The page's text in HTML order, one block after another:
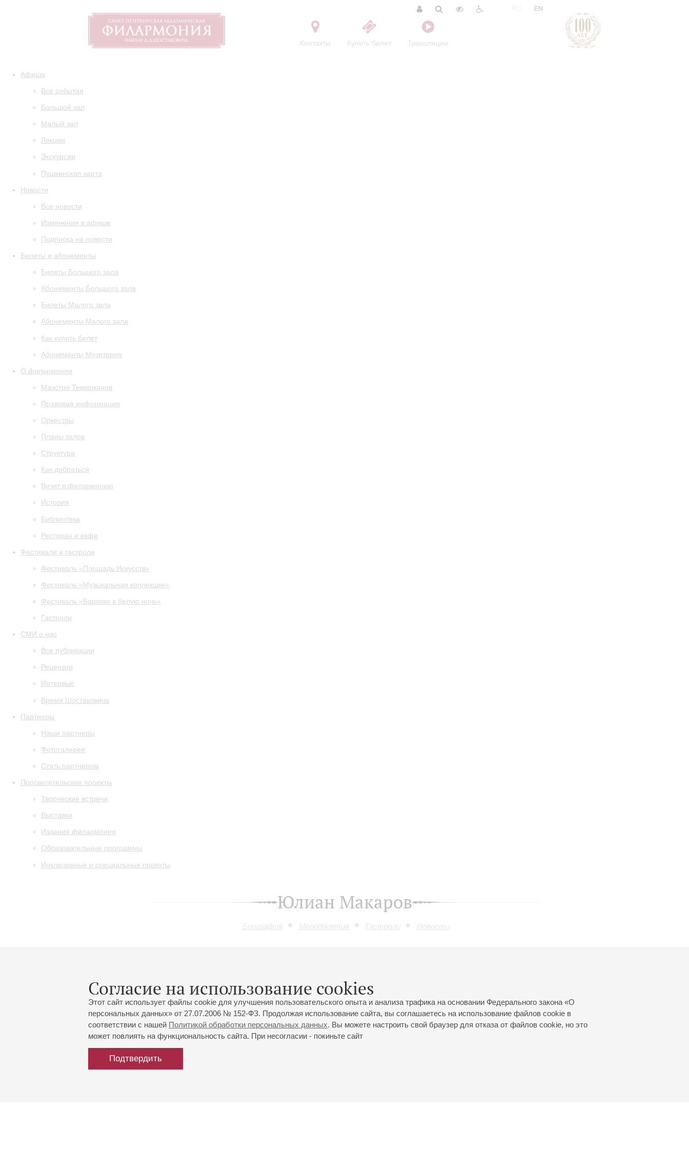
Контакты Купить билет Трансляции
EN
Афиша
Все события
Большой зал
Малый зал
Лекции
Экскурсии
Пушкинская карта
Новости
Все новости
Изменения в афише
Подписка на новости
Билеты и абонементы
Билеты Большого зала
Абонементы Большого зала
Билеты Малого зала
Абонементы Малого зала
Как купить билет
Абонементы Музитория
О филармонии
Маэстро Темирканов
Правовая информация
Оркестры
Планы залов
Структура
Как добраться
Визит в филармонию
История
Библиотека
Ресторан и кафе
Фестивали и гастроли
Фестиваль «Площадь Искусств»
Фестиваль «Музыкальная коллекция»
Фестиваль «Барокко в белую ночь»
Гастроли
СМИ о нас
Все публикации
Рецензии
Интервью
Время Шостаковича
Партнеры
Наши партнеры
Фотогалерея
Стать партнером
Просветительские проекты
Творческие встречи
Выставки
Издания филармонии
Образовательные программы
Инклюзивные и специальные проекты
Юлиан Макаров
Биография Мероприятия Гастроли Новости
Согласие на использование cookies
Этот сайт использует файлы cookie для улучшения пользовательского опыта и анализа трафика на основании Федерального закона «О
персональных данных» от 27.07.2006 № 152-ФЗ. Продолжая использование сайта, вы соглашаетесь на использование файлов cookie в
соответствии с нашей Политикой обработки персональных данных. Вы можете настроить свой браузер для отказа от файлов cookie, но это
может повлиять на функциональность сайта. При несогласии - покиньте сайт
Подтвердить
01 ноября, 2025
На единственном в Петербурге концерте Большого симфонического оркестра имени Чайковского, посвященном его 95-
летию, коллектив исполнит шедевры Чайковского и Прокофьева